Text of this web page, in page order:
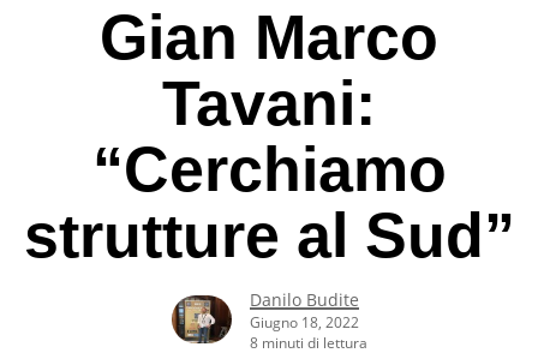
Gian Marco
Tavani:
“Cerchiamo
strutture al Sud”
Danilo Budite
Giugno 18, 2022
8 minuti di lettura